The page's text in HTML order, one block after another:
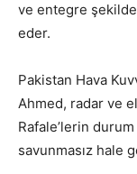
ve entegre
eder.
Pakistan Hava
Ahmed, radar ve
Rafale’lerin durum
savunmasız hale